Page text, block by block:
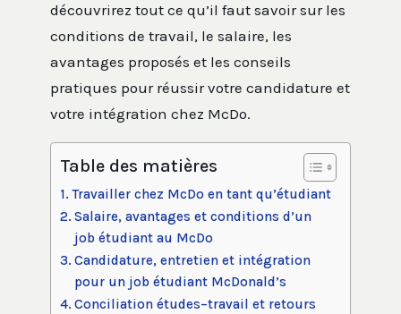
découvrirez tout ce qu’il faut savoir sur les
conditions de travail, le salaire, les
avantages proposés et les conseils
pratiques pour réussir votre candidature et
votre intégration chez McDo.
Table des matières
Travailler chez McDo en tant qu’étudiant
Salaire, avantages et conditions d’un
job étudiant au McDo
Candidature, entretien et intégration
pour un job étudiant McDonald’s
Conciliation études–travail et retours